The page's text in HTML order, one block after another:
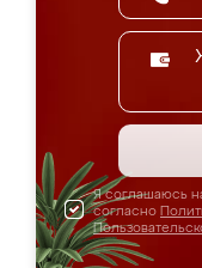
Я соглашаюсь
согласно